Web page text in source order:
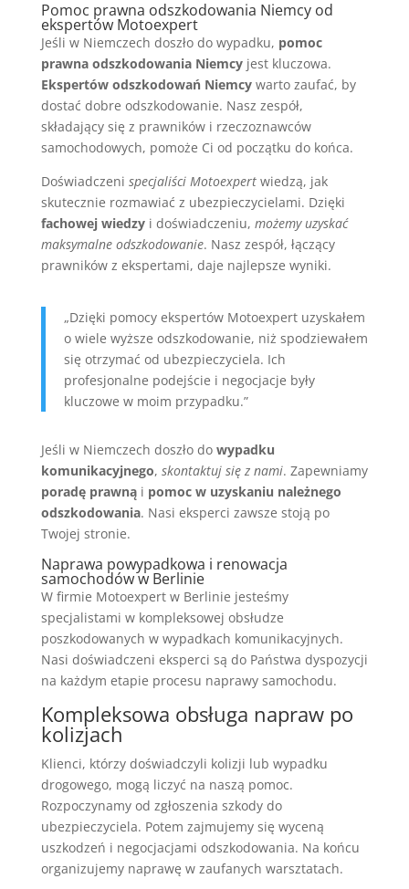
Pomoc prawna odszkodowania Niemcy od
ekspertów Motoexpert
Jeśli w Niemczech doszło do wypadku, pomoc
prawna odszkodowania Niemcyjest kluczowa.
Ekspertów odszkodowań Niemcywarto zaufać, by
dostać dobre odszkodowanie. Nasz zespół,
składający się z prawników i rzeczoznawców
samochodowych, pomoże Ci od początku do końca.
Doświadczeni specjaliści Motoexpertwiedzą, jak
skutecznie rozmawiać z ubezpieczycielami. Dzięki
fachowej wiedzyi doświadczeniu, możemy uzyskać
maksymalne odszkodowanie. Nasz zespół, łączący
prawników z ekspertami, daje najlepsze wyniki.
„Dzięki pomocy ekspertów Motoexpert uzyskałem
o wiele wyższe odszkodowanie, niż spodziewałem
się otrzymać od ubezpieczyciela. Ich
profesjonalne podejście i negocjacje były
kluczowe w moim przypadku.”
Jeśli w Niemczech doszło do wypadku
komunikacyjnego, skontaktuj się z nami. Zapewniamy
poradę prawnąi pomoc w uzyskaniu należnego
odszkodowania. Nasi eksperci zawsze stoją po
Twojej stronie.
Naprawa powypadkowa i renowacja
samochodów w Berlinie
W firmie Motoexpert w Berlinie jesteśmy
specjalistami w kompleksowej obsłudze
poszkodowanych w wypadkach komunikacyjnych.
Nasi doświadczeni eksperci są do Państwa dyspozycji
na każdym etapie procesu naprawy samochodu.
Kompleksowa obsługa napraw po
kolizjach
Klienci, którzy doświadczyli kolizji lub wypadku
drogowego, mogą liczyć na naszą pomoc.
Rozpoczynamy od zgłoszenia szkody do
ubezpieczyciela. Potem zajmujemy się wyceną
uszkodzeń i negocjacjami odszkodowania. Na końcu
organizujemy naprawę w zaufanych warsztatach.